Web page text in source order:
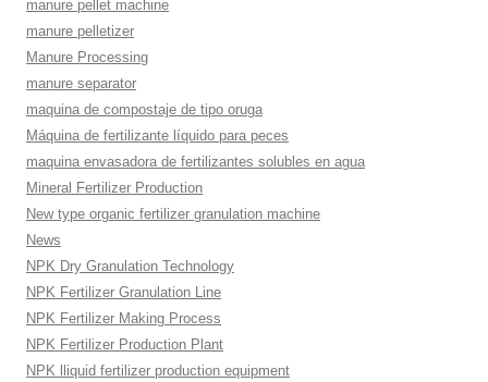
manure pellet machine
manure pelletizer
Manure Processing
manure separator
maquina de compostaje de tipo oruga
Máquina de fertilizante líquido para peces
maquina envasadora de fertilizantes solubles en agua
Mineral Fertilizer Production
New type organic fertilizer granulation machine
News
NPK Dry Granulation Technology
NPK Fertilizer Granulation Line
NPK Fertilizer Making Process
NPK Fertilizer Production Plant
NPK lliquid fertilizer production equipment